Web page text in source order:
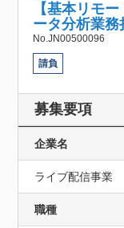
【基本リモ
ータ分析業務
No.JN00500096
請負
募集要項
企業名
ライブ配信事業
職種